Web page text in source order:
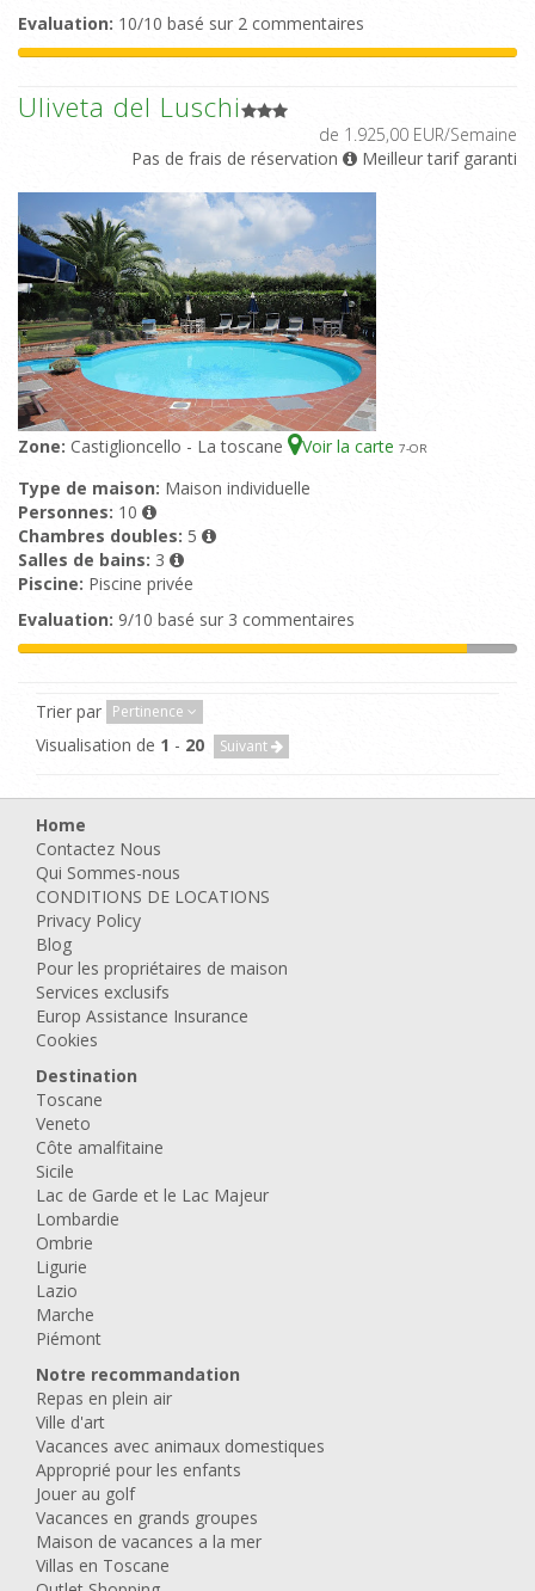
Evaluation: 10/10 basé sur 2 commentaires
Uliveta del Luschi
de 1.925,00 EUR/Semaine
Pas de frais de réservation
Meilleur tarif garanti
Zone: Castiglioncello - La toscane Voir la carte 7-OR
Type de maison: Maison individuelle
Personnes: 10
Chambres doubles: 5
Salles de bains: 3
Piscine: Piscine privée
Evaluation: 9/10 basé sur 3 commentaires
Trier par Pertinence
Visualisation de 1 - 20 Suivant
Home
Contactez Nous
Qui Sommes-nous
CONDITIONS DE LOCATIONS
Privacy Policy
Blog
Pour les propriétaires de maison
Services exclusifs
Europ Assistance Insurance
Cookies
Destination
Toscane
Veneto
Côte amalfitaine
Sicile
Lac de Garde et le Lac Majeur
Lombardie
Ombrie
Ligurie
Lazio
Marche
Piémont
Notre recommandation
Repas en plein air
Ville d'art
Vacances avec animaux domestiques
Approprié pour les enfants
Jouer au golf
Vacances en grands groupes
Maison de vacances a la mer
Villas en Toscane